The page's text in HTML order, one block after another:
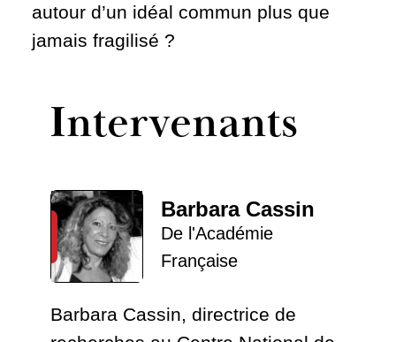
autour d’un idéal commun plus que
jamais fragilisé ?
Intervenants
Barbara Cassin
De l'Académie
Française
Barbara Cassin, directrice de